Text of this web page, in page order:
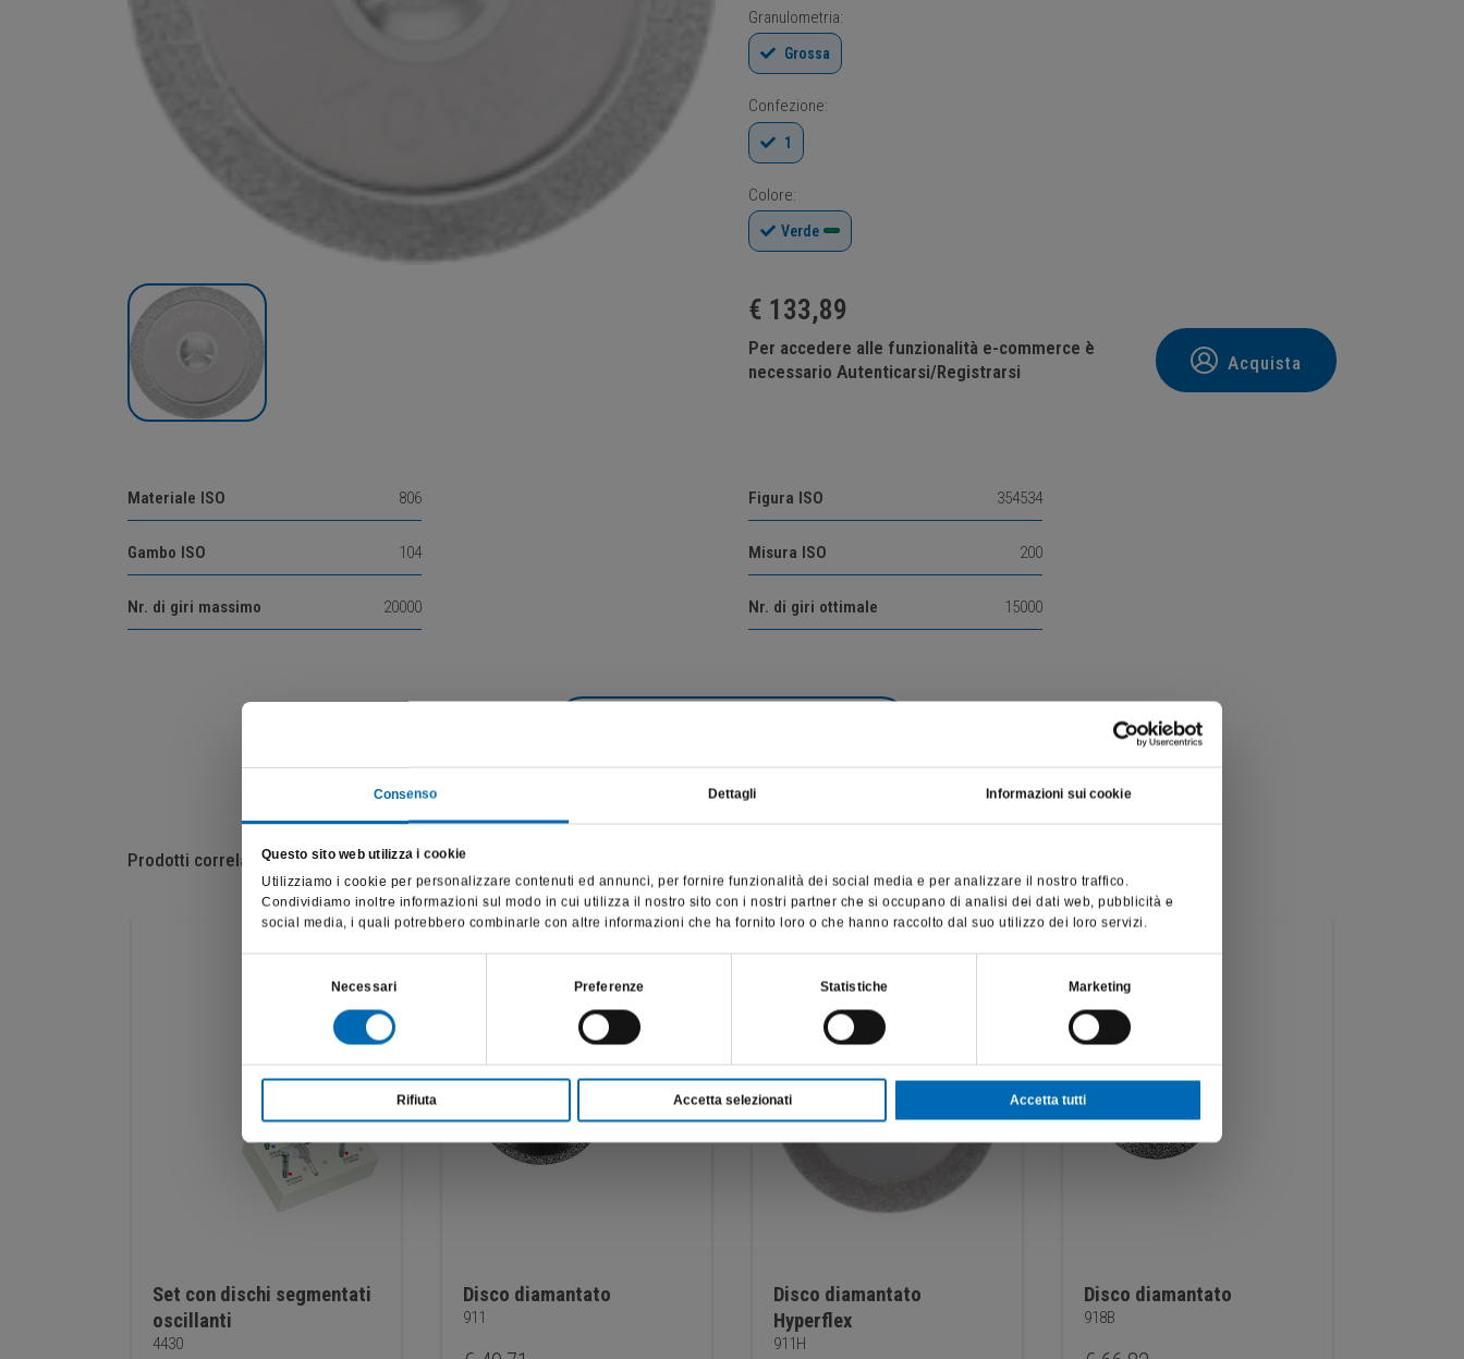
Consenso Dettagli Informazioni sui cookie
Questo sito web utilizza i cookie
Utilizziamo i cookie per personalizzare contenuti ed annunci, per fornire funzionalità dei social media e per analizzare il nostro traffico.
Condividiamo inoltre informazioni sul modo in cui utilizza il nostro sito con i nostri partner che si occupano di analisi dei dati web, pubblicità e
social media, i quali potrebbero combinarle con altre informazioni che ha fornito loro o che hanno raccolto dal suo utilizzo dei loro servizi.
Necessari Preferenze Statistiche Marketing
Rifiuta Accetta selezionati Accetta tutti
Granulometria:
Grossa
Confezione:
1
Colore:
Verde
€ 133,89
Per accedere alle funzionalità e-commerce è
necessario Autenticarsi/Registrarsi
Acquista
Materiale ISO 806 Figura ISO 354534
Gambo ISO 104 Misura ISO 200
Nr. di giri massimo 20000 Nr. di giri ottimale 15000
Prodotti correlati
Set con dischi segmentati
oscillanti
4430
Disco diamantato
911
Disco diamantato
Hyperflex
911H
Disco diamantato
918B
e riporta dati, prodotti e beni sensibili per la salute e la sicurezza
del paziente; pertanto, per visitare il sito, dichiaro di essere un
operatore sanitario.
SONO UN OPERATORE SANITARIO